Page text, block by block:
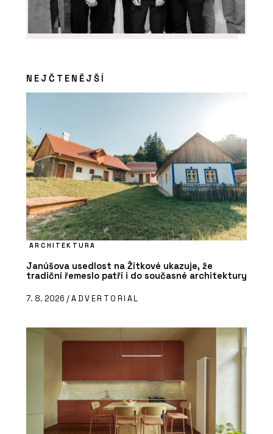
Tvrzený kámen Noble
Quartzite - TechniStone
NEJČTENĚJŠÍ
ARCHITEKTURA
Janúšova usedlost na Žítkové ukazuje, že
tradiční řemeslo patří i do současné architektury
7. 8. 2026 /ADVERTORIAL